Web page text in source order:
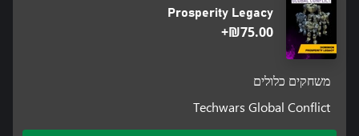
Prosperity Legacy
‪₪‎75.00‬+
משחקים כלולים
Techwars Global Conflict